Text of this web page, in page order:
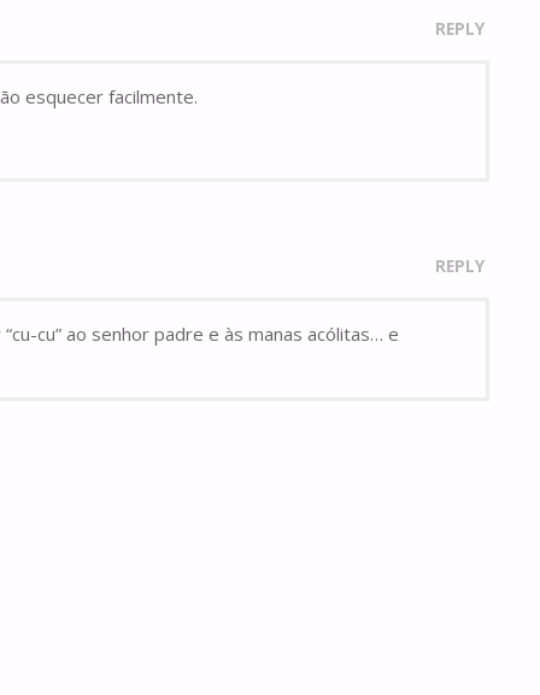
REPLY
esquecer facilmente.
REPLY
cu” ao senhor padre e às manas acólitas… e